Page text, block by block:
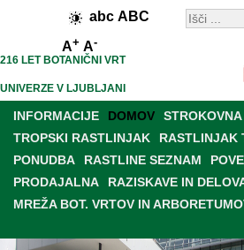
abc ABC
A+ A-
216 LET BOTANIČNI VRT
UNIVERZE V LJUBLJANI
INFORMACIJE DOMOV
TROPSKI RASTLINJAK
RASTLINJAK
PONUDBA
RASTLINE SEZNAM
PRODAJALNA
RAZISKAVE IN
MREŽA BOT. VRTOV IN